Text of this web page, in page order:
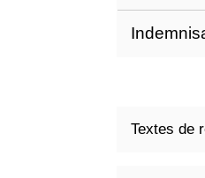
Textes de